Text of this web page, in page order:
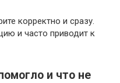
корректно и сразу.
и часто приводит к
и что не